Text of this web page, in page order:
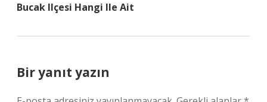
Bucak Ilçesi Hangi Ile Ait
Bir yanıt yazın